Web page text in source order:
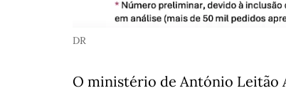
DR
O ministério de António Leitão